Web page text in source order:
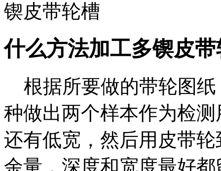
锲皮带轮槽
什么方法加工多锲皮
根据所要做的带轮图纸
种做出两个样本作为检
还有低宽，然后用皮带
余量，深度和宽度最好